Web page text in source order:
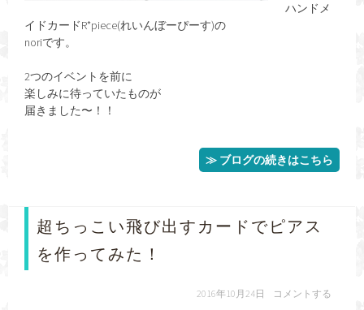
ハンドメ
イドカードR*piece(れいんぼーぴーす)の
noriです。
2つのイベントを前に
楽しみに待っていたものが
届きました〜！！
≫ ブログの続きはこちら
超ちっこい飛び出すカードでピアス
を作ってみた！
2016年10月24日 コメントする